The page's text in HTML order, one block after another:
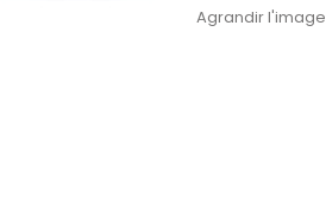
Agrandir l'image